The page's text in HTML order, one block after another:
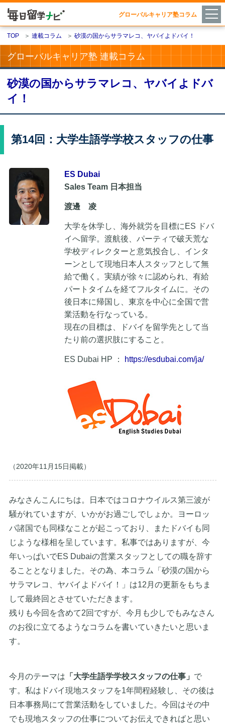
グローバルキャリア塾コラム
TOP ＞ 連載コラム ＞ 砂漠の国からサラマレコ、ヤバイよドバイ！
グローバルキャリア塾 連載コラム
砂漠の国からサラマレコ、ヤバイよドバ
イ！
第14回：大学生語学学校スタッフの仕事
ES Dubai
Sales Team 日本担当
渡邊 凌
大学を休学し、海外就労を目標にES ドバ
イへ留学。渡航後、パーティで破天荒な
学校ディレクターと意気投合し、インタ
ーンとして現地日本人スタッフとして無
給で働く。実績が徐々に認められ、有給
パートタイムを経てフルタイムに。その
後日本に帰国し、東京を中心に全国で営
業活動を行なっている。
現在の目標は、ドバイを留学先として当
たり前の選択肢にすること。
ES Dubai HP ： https://esdubai.com/ja/
（2020年11月15日掲載）
みなさんこんにちは。日本ではコロナウイルス第三波が
騒がれていますが、いかがお過ごしでしょか。ヨーロッ
パ諸国でも同様なことが起こっており、またドバイも同
じような様相を呈しています。私事ではありますが、今
年いっぱいでES Dubaiの営業スタッフとしての職を辞す
ることとなりました。その為、本コラム「砂漠の国から
サラマレコ、ヤバイよドバイ！」は12月の更新をもちま
して最終回とさせていただきます。
残りも今回を含めて2回ですが、今月も少しでもみなさん
のお役に立てるようなコラムを書いていきたいと思いま
す。
今月のテーマは 「大学生語学学校スタッフの仕事」 で
す。私はドバイ現地スタッフを1年間程経験し、その後は
日本事務局にて営業活動をしていました。今回はその中
でも現地スタッフの仕事についてお伝えできればと思い